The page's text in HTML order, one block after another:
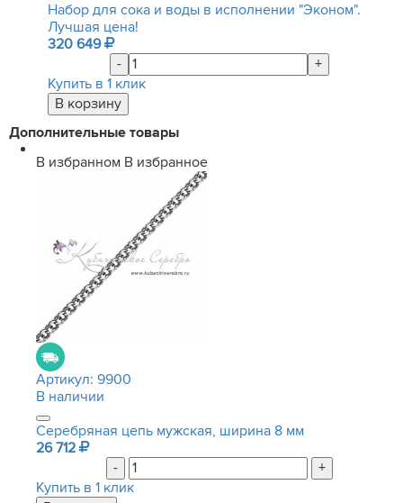
Набор для сока и воды в исполнении "Эконом".
Лучшая цена!
320 649
-
+
Купить в 1 клик
Дополнительные товары
В избранном В избранное
Артикул: 9900
В наличии
Серебряная цепь мужская, ширина 8 мм
26 712
-
+
Купить в 1 клик